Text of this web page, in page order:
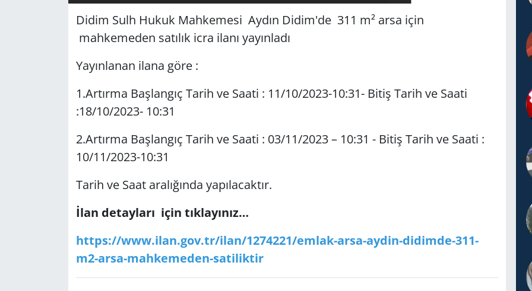
Didim Sulh Hukuk Mahkemesi Aydın Didim'de 311 m² arsa için
mahkemeden satılık icra ilanı yayınladı
Yayınlanan ilana göre :
1.Artırma Başlangıç Tarih ve Saati : 11/10/2023-10:31- Bitiş Tarih ve Saati
:18/10/2023- 10:31
2.Artırma Başlangıç Tarih ve Saati : 03/11/2023 – 10:31 - Bitiş Tarih ve Saati :
10/11/2023-10:31
Tarih ve Saat aralığında yapılacaktır.
İlan detayları için tıklayınız…
https://www.ilan.gov.tr/ilan/1274221/emlak-arsa-aydin-didimde-311-
m2-arsa-mahkemeden-satiliktir
RESMİ İLANLAR